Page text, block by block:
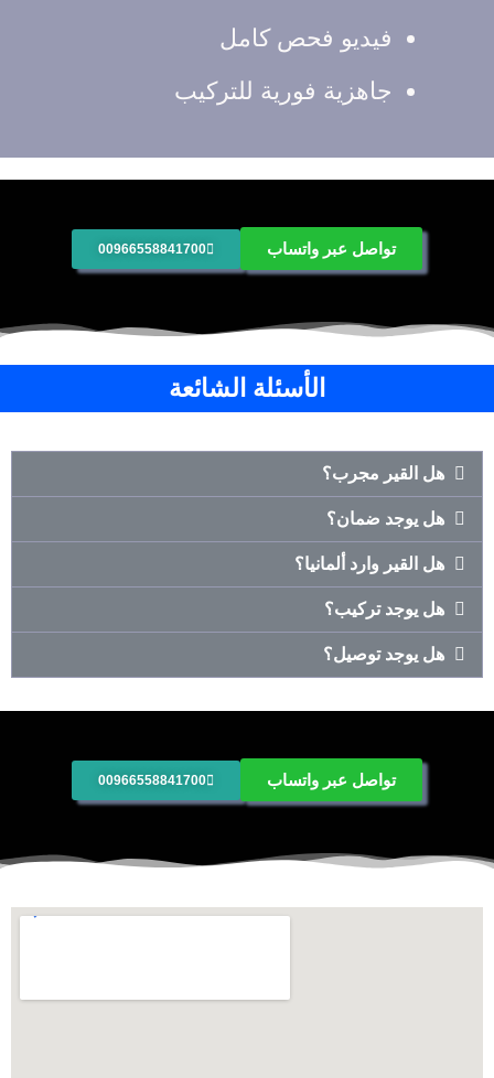
فيديو فحص كامل
جاهزية فورية للتركيب
00966558841700 تواصل عبر واتساب
الأسئلة الشائعة
هل القير مجرب؟
هل يوجد ضمان؟
هل القير وارد ألمانيا؟
هل يوجد تركيب؟
هل يوجد توصيل؟
00966558841700 تواصل عبر واتساب